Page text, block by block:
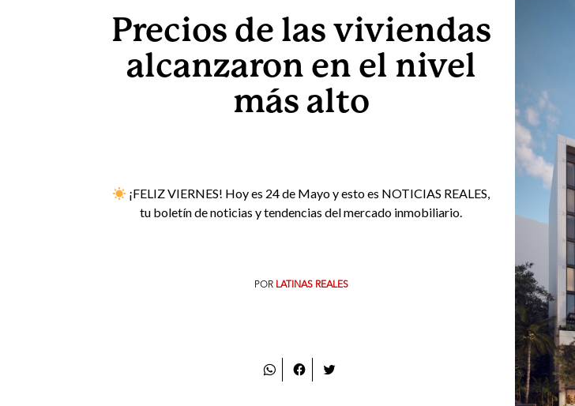
Precios de las viviendas
alcanzaron en el nivel
más alto
¡FELIZ VIERNES! Hoy es 24 de Mayo y esto es NOTICIAS REALES,
tu boletín de noticias y tendencias del mercado inmobiliario.
POR LATINAS REALES